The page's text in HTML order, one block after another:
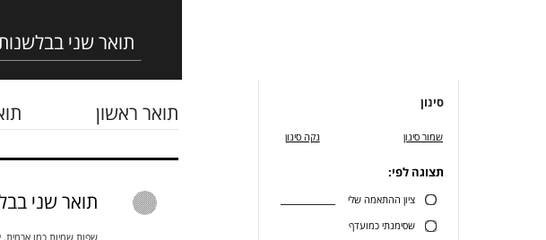
סינון
שמור סינון נקה סינון
תצוגה לפי:
ציון ההתאמה שלי
שסימנתי כמועדף
תואר ראשון
תואר שני
שפות שמיות כמו ארמית,